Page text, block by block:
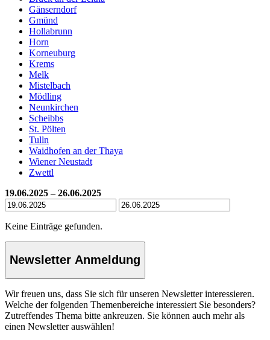
Gänserndorf
Gmünd
Hollabrunn
Horn
Korneuburg
Krems
Melk
Mistelbach
Mödling
Neunkirchen
Scheibbs
St. Pölten
Tulln
Waidhofen an der Thaya
Wiener Neustadt
Zwettl
19.06.2025 – 26.06.2025
Keine Einträge gefunden.
Newsletter Anmeldung
Wir freuen uns, dass Sie sich für unseren Newsletter interessieren.
Welche der folgenden Themenbereiche interessiert Sie besonders?
Zutreffendes Thema bitte ankreuzen. Sie können auch mehr als
einen Newsletter auswählen!